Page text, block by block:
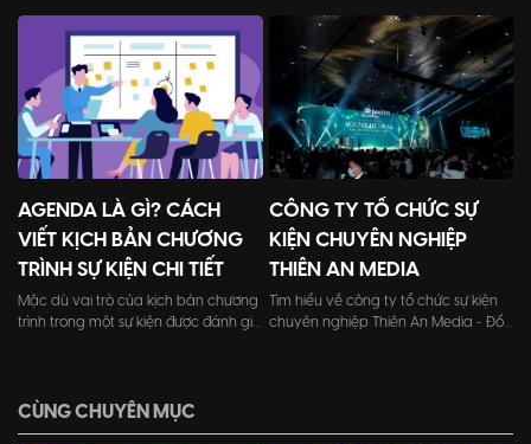
cần chú ý để tạo ấn tượng với khách
cần chú ý để tạo ấn tượng với khách
hàng.
AGENDA LÀ GÌ? CÁCH
VIẾT KỊCH BẢN CHƯƠNG
TRÌNH SỰ KIỆN CHI TIẾT
Mặc dù vai trò của kịch bản chương
trình trong một sự kiện được đánh giá
CÔNG TY TỔ CHỨC SỰ
KIỆN CHUYÊN NGHIỆP
THIÊN AN MEDIA
Tìm hiểu về công ty tổ chức sự kiện
chuyên nghiệp Thiên An Media - Đối
CÙNG CHUYÊN MỤC